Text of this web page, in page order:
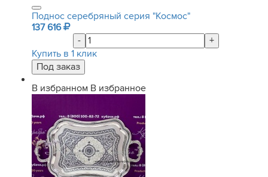
Поднос серебряный серия "Космос"
137 616
-
+
Купить в 1 клик
В избранном В избранное